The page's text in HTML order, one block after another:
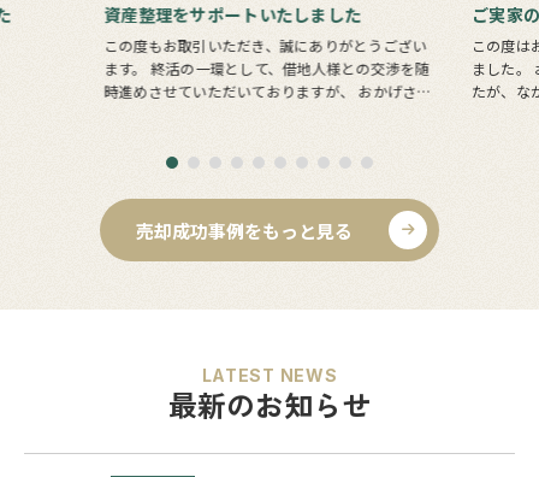
資産整理をサポートいたしました
この度もお取引いただき、誠にありがとうござい
ます。 終活の一環として、借地人様との交渉を随
時進めさせていただいておりますが、 おかげさま
ご実家
この度は
ました。 お問い合わせいただいたのは息子様でし
たが、な
売却成功事例をもっと見る
LATEST NEWS
最新のお知らせ